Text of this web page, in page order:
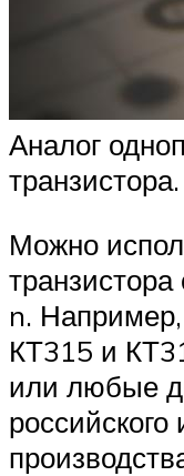
Аналог
транзистора.
Можно
n.
КТ315 и
или любые